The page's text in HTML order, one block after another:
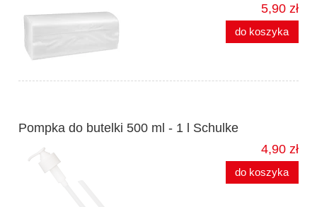
5,90 zł
do koszyka
Pompka do butelki 500 ml - 1 l Schulke
4,90 zł
do koszyka